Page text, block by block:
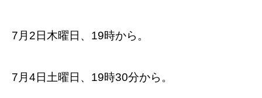
7月2日木曜日、19時から。
7月4日土曜日、19時30分から。